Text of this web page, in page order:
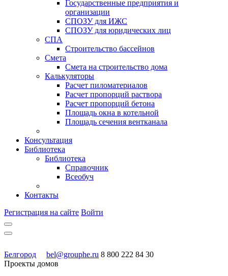
Государственные предприятия и
организации
СПОЗУ для ИЖС
СПОЗУ для юридических лиц
СПА
Строительство бассейнов
Смета
Смета на строительство дома
Калькуляторы
Расчет пиломатериалов
Расчет пропорций раствора
Расчет пропорций бетона
Площадь окна в котельной
Площадь сечения вентканала
Консультация
Библиотека
Библиотека
Справочник
Всеобуч
Контакты
Регистрация на сайте Войти
Белгород bel@grouphe.ru 8 800 222 84 30
Проекты домов